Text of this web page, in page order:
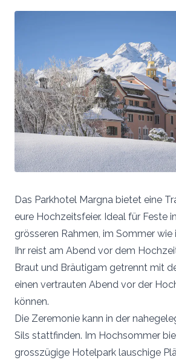
Das Parkhotel Margna bietet eine
eure Hochzeitsfeier. Ideal für Feste
grösseren Rahmen, im Sommer wie
Ihr reist am Abend vor dem
Braut und Bräutigam getrennt mit
einen vertrauten Abend vor der
können.
Die Zeremonie kann in der
Sils stattfinden. Im Hochsommer
grosszügige Hotelpark lauschige